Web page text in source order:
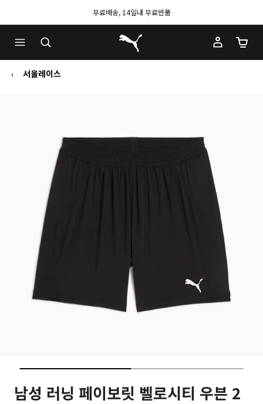
무료배송, 14일내 무료반품
푸마 홈
장바
서울레이스
남성 러닝 페이보릿 벨로시티 우븐 2